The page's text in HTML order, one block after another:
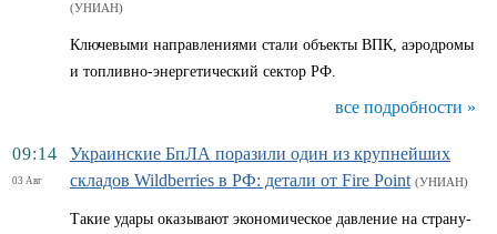
(УНИАН)
Ключевыми направлениями стали объекты ВПК, аэродромы
и топливно-энергетический сектор РФ.
все подробности »
09:14
03 Авг
Украинские БпЛА поразили один из крупнейших
складов Wildberries в РФ: детали от Fire Point (УНИАН)
Такие удары оказывают экономическое давление на страну-